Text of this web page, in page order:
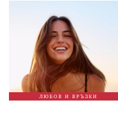
ЛЮБОВ И ВРЪЗКИ